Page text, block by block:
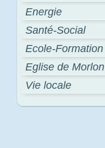
Energie
Santé-Social
Ecole-Formation
Eglise de Morlon
Vie locale